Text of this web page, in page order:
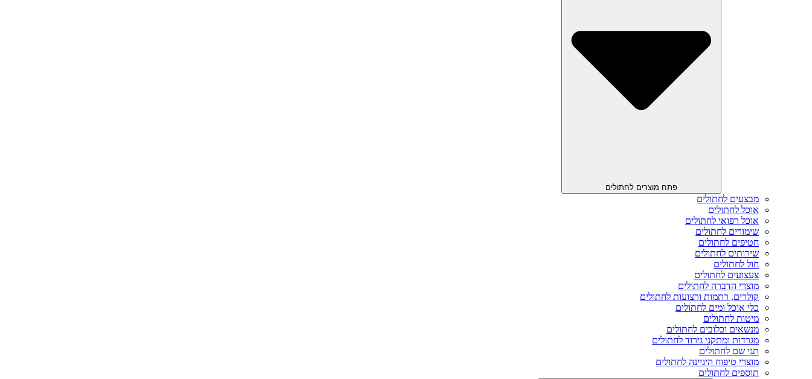
פתח מוצרים לחתולים
מבצעים לחתולים
אוכל לחתולים
אוכל רפואי לחתולים
שימורים לחתולים
חטיפים לחתולים
שירותים לחתולים
חול לחתולים
צעצועים לחתולים
מוצרי הדברה לחתולים
קולרים, רתמות ורצועות לחתולים
כלי אוכל ומים לחתולים
מיטות לחתולים
מנשאים וכלובים לחתולים
מגרדות ומתקני גירוד לחתולים
תגי שם לחתולים
מוצרי טיפוח היגיינה לחתולים
תוספים לחתולים